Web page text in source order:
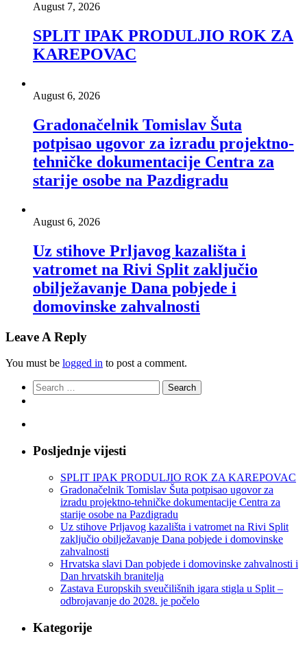
August 7, 2026
SPLIT IPAK PRODULJIO ROK ZA
KAREPOVAC
August 6, 2026
Gradonačelnik Tomislav Šuta
potpisao ugovor za izradu projektno-
tehničke dokumentacije Centra za
starije osobe na Pazdigradu
August 6, 2026
Uz stihove Prljavog kazališta i
vatromet na Rivi Split zaključio
obilježavanje Dana pobjede i
domovinske zahvalnosti
Leave A Reply
You must be logged in to post a comment.
Search
for:
Posljednje vijesti
SPLIT IPAK PRODULJIO ROK ZA KAREPOVAC
Gradonačelnik Tomislav Šuta potpisao ugovor za
izradu projektno-tehničke dokumentacije Centra za
starije osobe na Pazdigradu
Uz stihove Prljavog kazališta i vatromet na Rivi Split
zaključio obilježavanje Dana pobjede i domovinske
zahvalnosti
Hrvatska slavi Dan pobjede i domovinske zahvalnosti i
Dan hrvatskih branitelja
Zastava Europskih sveučilišnih igara stigla u Split –
odbrojavanje do 2028. je počelo
Kategorije